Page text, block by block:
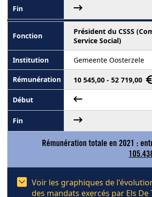
Président du CSSS
Service Social)
Gemeente Oosterzele
10 545,00 - 52 719,00
Rémunération totale en 2021 :
Voir les graphiques de
des mandats exercés par Els De